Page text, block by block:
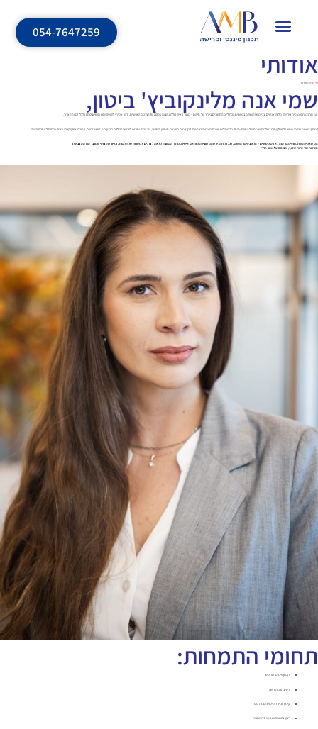
054-7647259
אודותי
דף הבית » אודות
שמי אנה מלינקוביץ' ביטון,
אני מתכננת פיננסית ופרישה, מלווה אנשים ובני משפחותיהם בצמתים הכלכליים החשובים ביותר של חייהם – מתוך ראייה כוללת, הבנה עמוקה של הצרכים האישיים, ורצון אמיתי להעניק שקט נפשי וביטחון כלכלי לטווח הארוך.
במהלך השנים צברתי ניסיון בליווי לקוחות בשלבים שונים של החיים – החל מהתנהלות פיננסית נכונה ביום-יום, דרך בניית תוכניות חיסכון והשקעה, ועד הכנה יסודית לפרישה הכוללת תכנון מס, קיבוע זכויות, בחירת אפיקי קצבה וניהול נכסים לאחר הפרישה.
אני מאמינה שתכנון פיננסי הוא לא רק מספרים – אלא בעיקר אנשים. לכן, כל תהליך שאני מובילה מותאם אישית, מתוך הקשבה מלאה לצרכים ולמטרות של הלקוח , ובליווי מקצועי שמכבד את הקצב שלו.
השירות שלי אישי, שקוף, ומבוסס על אמון הדדי.
תחומי התמחות:
תכנון פיננסי מתמשך
ליווי בתכנון פרישה
קיבוע זכויות ומימוש הטבות מס
ייעוץ בהתנהלות פיננסית שוטפת